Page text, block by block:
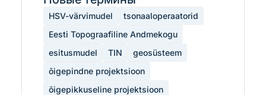
HSV-värvimudel
tsonaaloperaatorid
Eesti Topograafiline Andmekogu
esitusmudel
TIN
geosüsteem
õigepindne projektsioon
õigepikkuseline projektsioon